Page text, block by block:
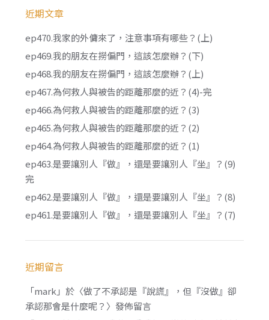
近期文章
ep470.我家的外傭來了，注意事項有哪些？(上)
ep469.我的朋友在撈偏門，這該怎麼辦？(下)
ep468.我的朋友在撈偏門，這該怎麼辦？(上)
ep467.為何救人與被告的距離那麼的近？(4)-完
ep466.為何救人與被告的距離那麼的近？(3)
ep465.為何救人與被告的距離那麼的近？(2)
ep464.為何救人與被告的距離那麼的近？(1)
ep463.是要讓別人『做』，還是要讓別人『坐』？(9)
完
ep462.是要讓別人『做』，還是要讓別人『坐』？(8)
ep461.是要讓別人『做』，還是要讓別人『坐』？(7)
近期留言
「mark 」於〈做了不承認是『說謊』，但『沒做』卻
承認那會是什麼呢？ 〉發佈留言